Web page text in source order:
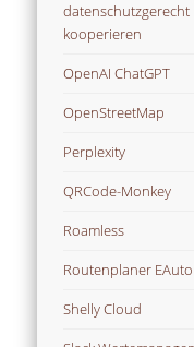
datenschutzgerecht
kooperieren
OpenAI ChatGPT
OpenStreetMap
Perplexity
QRCode-Monkey
Roamless
Routenplaner EAuto
Shelly Cloud